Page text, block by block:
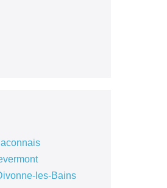
les-Bains